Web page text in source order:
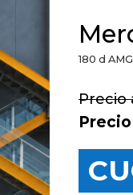
180 d
Precio